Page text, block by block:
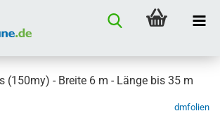
(150my) - Breite 6 m - Länge bis 35 m
dmfolien